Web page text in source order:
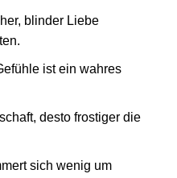
blinder Liebe
ist ein wahres
desto frostiger die
sich wenig um